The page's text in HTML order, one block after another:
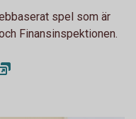
spel som är
Finansinspektionen.